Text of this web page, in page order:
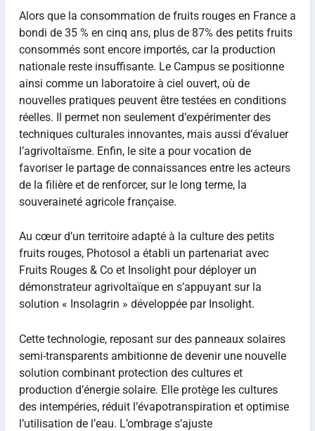
Alors que la consommation de fruits rouges en France a
bondi de 35 % en cinq ans, plus de 87% des petits fruits
consommés sont encore importés, car la production
nationale reste insuffisante. Le Campus se positionne
ainsi comme un laboratoire à ciel ouvert, où de
nouvelles pratiques peuvent être testées en conditions
réelles. Il permet non seulement d’expérimenter des
techniques culturales innovantes, mais aussi d’évaluer
l’agrivoltaïsme. Enfin, le site a pour vocation de
favoriser le partage de connaissances entre les acteurs
de la filière et de renforcer, sur le long terme, la
souveraineté agricole française.
Au cœur d’un territoire adapté à la culture des petits
fruits rouges, Photosol a établi un partenariat avec
Fruits Rouges & Co et Insolight pour déployer un
démonstrateur agrivoltaïque en s’appuyant sur la
solution « Insolagrin » développée par Insolight.
Cette technologie, reposant sur des panneaux solaires
semi-transparents ambitionne de devenir une nouvelle
solution combinant protection des cultures et
production d’énergie solaire. Elle protège les cultures
des intempéries, réduit l’évapotranspiration et optimise
l’utilisation de l’eau. L’ombrage s’ajuste